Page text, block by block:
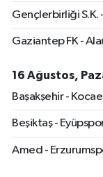
Gençlerbirliği S.K.
Gaziantep FK -
16 Ağustos,
Başakşehir -
Beşiktaş -
Amed -